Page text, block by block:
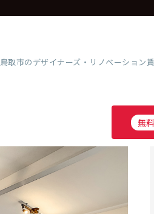
鳥取市のデザイナーズ・リノベーション
無料